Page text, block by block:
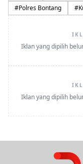
#Polres Bontang #
Iklan yang dipilih
Iklan yang dipilih